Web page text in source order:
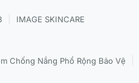
IMAGE SKINCARE
Chống Nắng Phổ Rộng Bảo Vệ